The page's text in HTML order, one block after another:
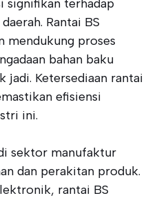
signifikan terhadap
Rantai BS
mendukung proses
bahan baku
jadi. Ketersediaan rantai
efisiensi
ini.
sektor manufaktur
dan perakitan produk.
rantai BS